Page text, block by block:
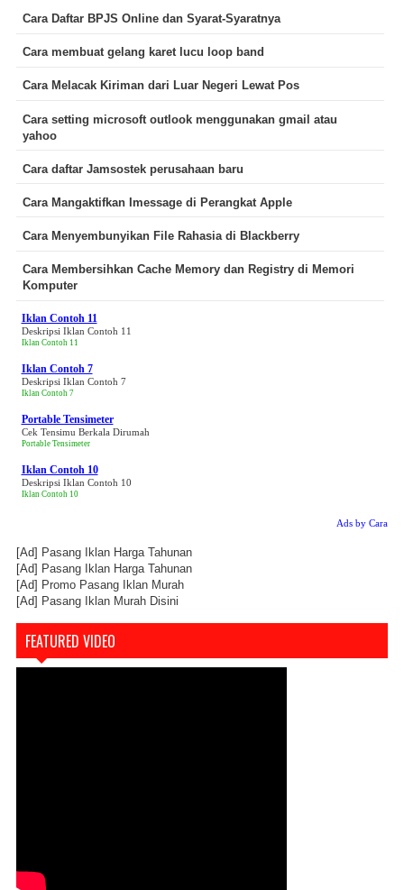
Cara Daftar BPJS Online dan Syarat-Syaratnya
Cara membuat gelang karet lucu loop band
Cara Melacak Kiriman dari Luar Negeri Lewat Pos
Cara setting microsoft outlook menggunakan gmail atau
yahoo
Cara daftar Jamsostek perusahaan baru
Cara Mangaktifkan Imessage di Perangkat Apple
Cara Menyembunyikan File Rahasia di Blackberry
Cara Membersihkan Cache Memory dan Registry di Memori
Komputer
Iklan Contoh 11
Deskripsi Iklan Contoh 11
Iklan Contoh 11
Iklan Contoh 7
Deskripsi Iklan Contoh 7
Iklan Contoh 7
Portable Tensimeter
Cek Tensimu Berkala Dirumah
Portable Tensimeter
Iklan Contoh 10
Deskripsi Iklan Contoh 10
Iklan Contoh 10
Ads by Cara
[Ad] Pasang Iklan Harga Tahunan
[Ad] Pasang Iklan Harga Tahunan
[Ad] Promo Pasang Iklan Murah
[Ad] Pasang Iklan Murah Disini
FEATURED VIDEO